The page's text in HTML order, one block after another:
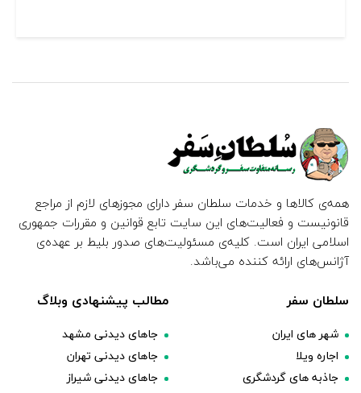
همه‌ی کالاها و خدمات سلطان سفر دارای مجوزهای لازم از مراجع
قانونیست و فعالیت‌های این سایت تابع قوانین و مقررات جمهوری
اسلامی ایران است. کلیه‌ی مسئولیت‌های صدور بلیط بر عهده‌ی
آژانس‌های ارائه کننده می‌باشد.
سلطان سفر
شهر های ایران
اجاره ویلا
جاذبه های گردشگری
مطالب پیشنهادی وبلاگ
جاهای دیدنی مشهد
جاهای دیدنی تهران
جاهای دیدنی شیراز